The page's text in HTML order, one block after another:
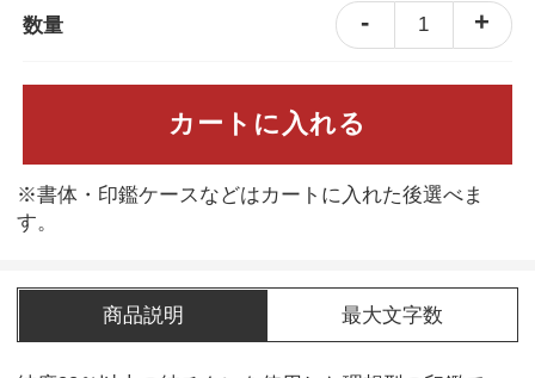
数量 - 1 +
カートに入れる
※書体・印鑑ケースなどはカートに入れた後選べま
す。
商品説明 最大文字数